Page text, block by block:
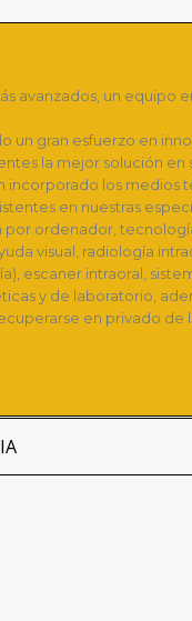
avanzados, un equipo
un gran esfuerzo en
la mejor solución en
incorporado los medios
en nuestras
por ordenador,
visual, radiología
escaner intraoral,
y de laboratorio,
en privado de